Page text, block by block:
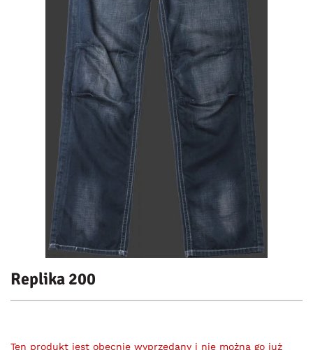
Replika 200
Ten produkt jest obecnie wyprzedany i nie można go już